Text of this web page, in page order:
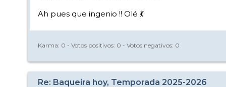
Ah pues que ingenio !! Olé 💃
Karma: 0 - Votos positivos: 0 - Votos negativos: 0
Re: Baqueira hoy, Temporada 2025-2026